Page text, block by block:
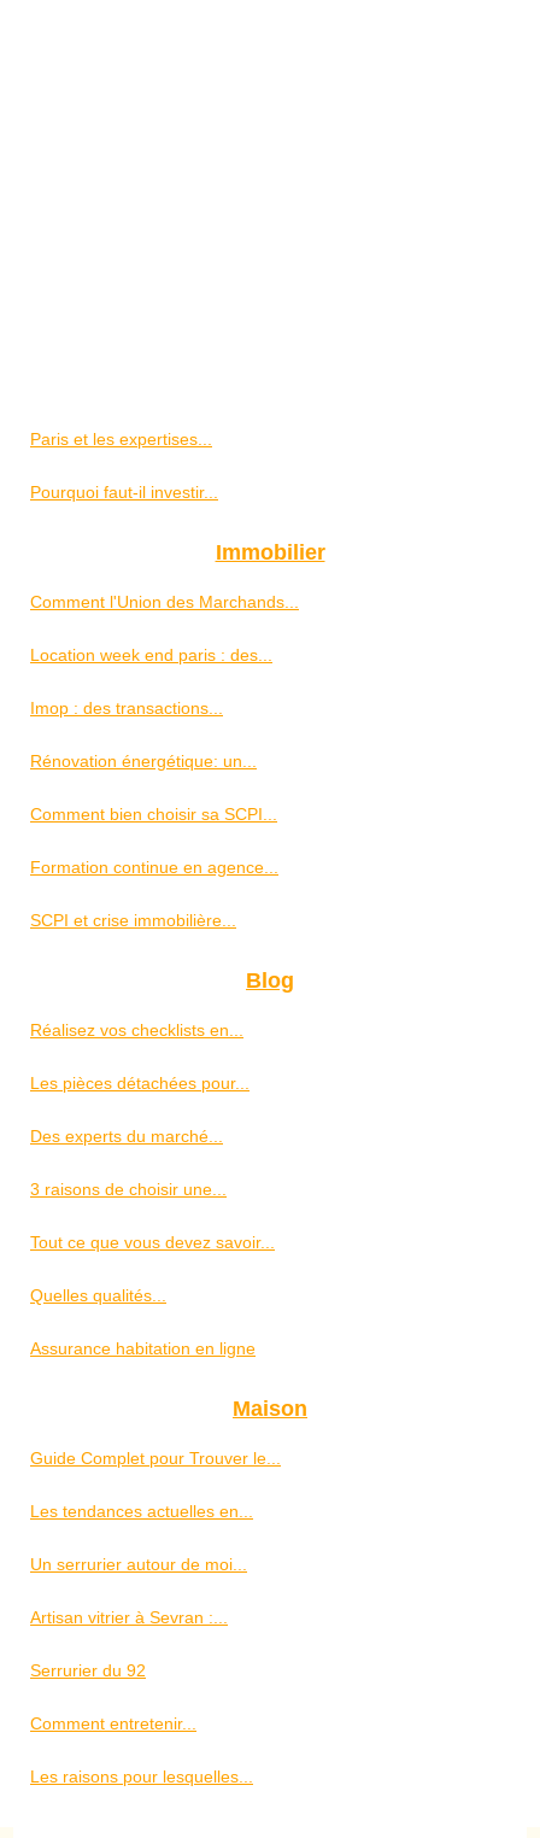
Paris et les expertises...
Pourquoi faut-il investir...
Immobilier
Comment l'Union des Marchands...
Location week end paris : des...
Imop : des transactions...
Rénovation énergétique: un...
Comment bien choisir sa SCPI...
Formation continue en agence...
SCPI et crise immobilière...
Blog
Réalisez vos checklists en...
Les pièces détachées pour...
Des experts du marché...
3 raisons de choisir une...
Tout ce que vous devez savoir...
Quelles qualités...
Assurance habitation en ligne
Maison
Guide Complet pour Trouver le...
Les tendances actuelles en...
Un serrurier autour de moi...
Artisan vitrier à Sevran :...
Serrurier du 92
Comment entretenir...
Les raisons pour lesquelles...